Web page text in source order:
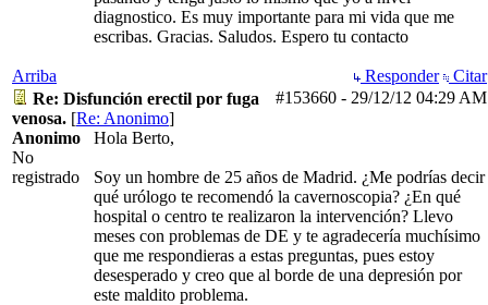
diagnostico. Es muy importante para mi vida que me
escribas. Gracias. Saludos. Espero tu contacto
Arriba Responder
Citar
#153660 - 29/12/12 04:29 AM
Re: Disfunción erectil por fuga
venosa. [Re: Anonimo]
Anonimo
No
registrado
Hola Berto,
Soy un hombre de 25 años de Madrid. ¿Me podrías decir
qué urólogo te recomendó la cavernoscopia? ¿En qué
hospital o centro te realizaron la intervención? Llevo
meses con problemas de DE y te agradecería muchísimo
que me respondieras a estas preguntas, pues estoy
desesperado y creo que al borde de una depresión por
este maldito problema.